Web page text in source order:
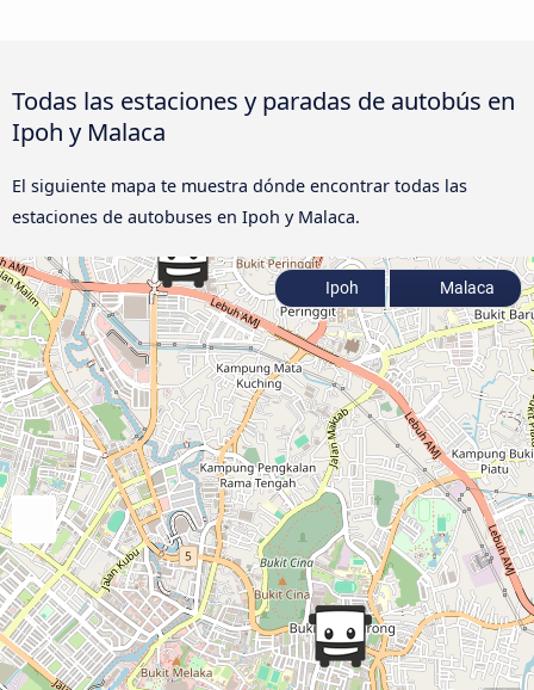
Todas las estaciones y paradas de autobús en
Ipoh y Malaca
El siguiente mapa te muestra dónde encontrar todas las
estaciones de autobuses en Ipoh y Malaca.
Ipoh Malaca